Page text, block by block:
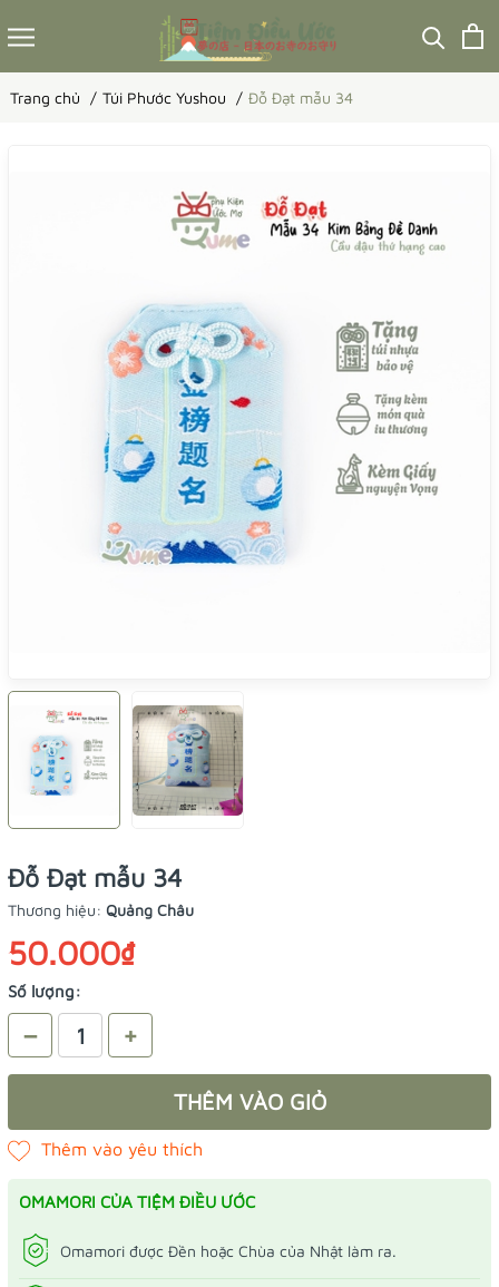
Trang chủ Túi Phước Yushou Đỗ Đạt mẫu 34
Đỗ Đạt mẫu 34
Thương hiệu: Quảng Châu
50.000₫
Số lượng:
– +
THÊM VÀO GIỎ
OMAMORI CỦA TIỆM ĐIỀU ƯỚC
Omamori được Đền hoặc Chùa của Nhật làm ra.